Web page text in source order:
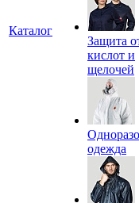
Каталог
Защита
кислот и
щелочей
одежда